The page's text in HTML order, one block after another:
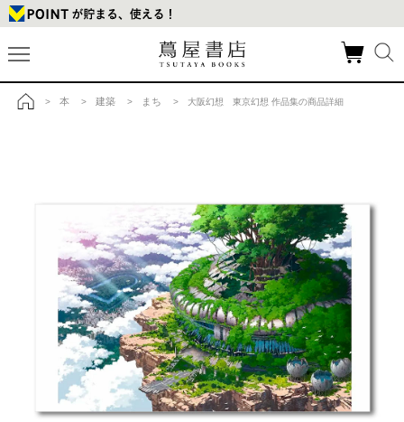
> 本 > 建築 > まち > 大阪幻想 東京幻想 作品集の商品詳細